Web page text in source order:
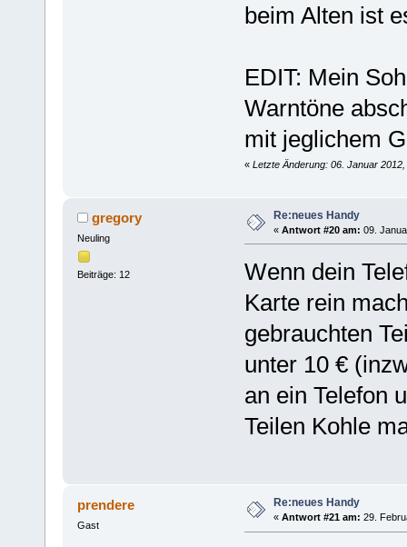
beim Alten ist
EDIT: Mein
Warntöne
mit jeglichem
« Letzte Änderung: 06. Januar
gregory
Neuling
Beiträge: 12
Re:neues Handy
« Antwort #20 am: 09.
Wenn dein
Karte rein
gebrauchten
unter 10 €
an ein Telefon
Teilen Kohle
prendere
Gast
Re:neues Handy
« Antwort #21 am: 29.